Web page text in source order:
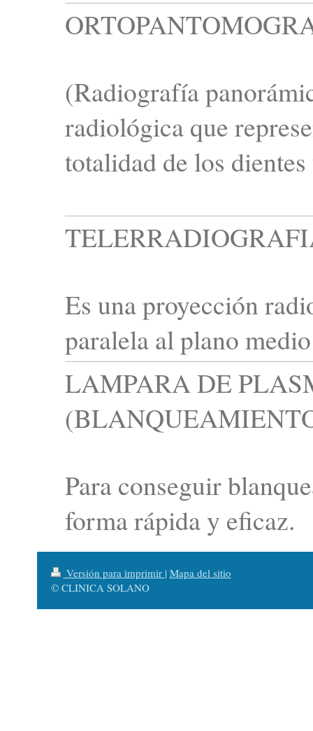
(Radiografía
radiológica que
totalidad de los
Es una proyección
paralela al plano
LAMPARA DE
Para conseguir
forma rápida y eficaz.
Versión para imprimir | Mapa del sitio
© CLINICA SOLANO